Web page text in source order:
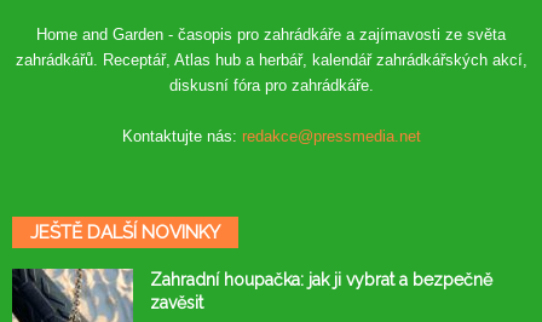
Home and Garden - časopis pro zahrádkáře a zajímavosti ze světa
zahrádkářů. Receptář, Atlas hub a herbář, kalendář zahrádkářských akcí,
diskusní fóra pro zahrádkáře.
Kontaktujte nás: redakce@pressmedia.net
JEŠTĚ DALŠÍ NOVINKY
Zahradní houpačka: jak ji vybrat a bezpečně
zavěsit